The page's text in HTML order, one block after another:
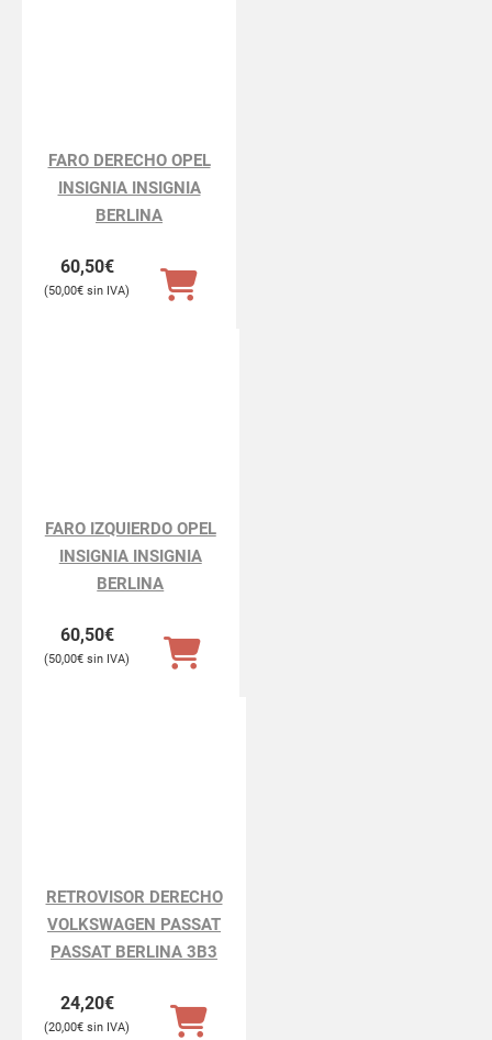
FARO DERECHO OPEL
INSIGNIA INSIGNIA
BERLINA
60,50€
50,00€
FARO IZQUIERDO OPEL
INSIGNIA INSIGNIA
BERLINA
60,50€
50,00€
RETROVISOR DERECHO
VOLKSWAGEN PASSAT
PASSAT BERLINA 3B3
24,20€
20,00€